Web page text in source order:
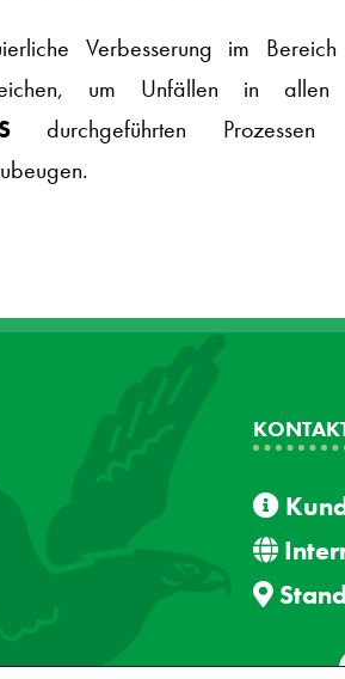
Verbesserung im
um Unfällen in allen
durchgeführten Prozessen